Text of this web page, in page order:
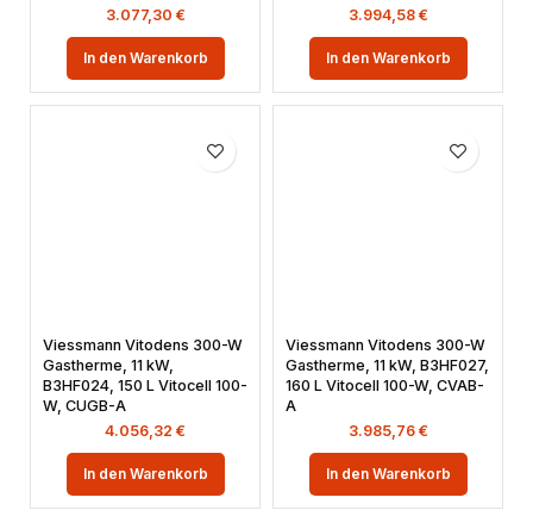
3.077,30 €
In den Warenkorb
3.994,58 €
In den Warenkorb
Viessmann Vitodens 300-W
Gastherme, 11 kW,
B3HF024, 150 L Vitocell 100-
W, CUGB-A
4.056,32 €
In den Warenkorb
Viessmann Vitodens 300-W
Gastherme, 11 kW, B3HF027,
160 L Vitocell 100-W, CVAB-
A
3.985,76 €
In den Warenkorb